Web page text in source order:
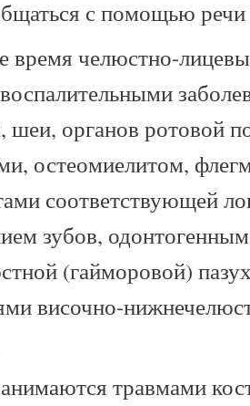
с помощью
время челюстно-
шеи, органов ротовой
остеомиелитом,
соответствующей
зубов,
(гайморовой)
височно-
травмами